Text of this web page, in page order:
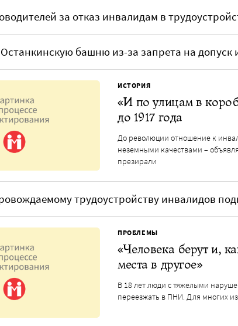
за отказ инвалидам в
башню из-за запрета на допуск
ИСТОРИЯ
«И по улицам в
до 1917 года
До революции отношение к
неземными качествами –
презирали
трудоустройству инвалидов
ПРОБЛЕМЫ
«Человека берут и,
места в другое»
В 18 лет люди с тяжелыми
переезжать в ПНИ. Для многих